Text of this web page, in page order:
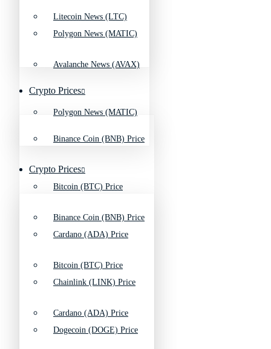
Polygon News (MATIC)
Crypto Prices
Binance Coin (BNB) Price
Bitcoin (BTC) Price
Cardano (ADA) Price
Chainlink (LINK) Price
Dogecoin (DOGE) Price
Litecoin News (LTC)
Avalanche News (AVAX)
Polygon News (MATIC)
Crypto Prices
Binance Coin (BNB) Price
Bitcoin (BTC) Price
Cardano (ADA) Price